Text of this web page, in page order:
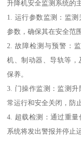
升降机安全监测系统的
1. 运行参数监测：监
参数，确保其在安全范
2. 故障检测与预警：
机、制动器、导轨等
保养。
3. 门操作监测：监测
常运行和安全关闭，防
4. 超载检测：通过重量
系统将发出警报并停止